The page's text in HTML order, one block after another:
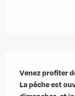
Venez profiter
La pêche est